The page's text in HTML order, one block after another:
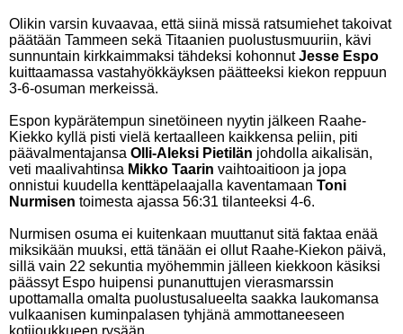
Olikin varsin kuvaavaa, että siinä missä ratsumiehet takoivat
päätään Tammeen sekä Titaanien puolustusmuuriin, kävi
sunnuntain kirkkaimmaksi tähdeksi kohonnutJesse Espo
kuittaamassa vastahyökkäyksen päätteeksi kiekon reppuun
3-6-osuman merkeissä.
Espon kypärätempun sinetöineen nyytin jälkeen Raahe-
Kiekko kyllä pisti vielä kertaalleen kaikkensa peliin, piti
päävalmentajansa Olli-Aleksi Pietilän johdolla aikalisän,
veti maalivahtinsa Mikko Taarin vaihtoaitioon ja jopa
onnistui kuudella kenttäpelaajalla kaventamaan Toni
Nurmisen toimesta ajassa 56:31 tilanteeksi 4-6.
Nurmisen osuma ei kuitenkaan muuttanut sitä faktaa enää
miksikään muuksi, että tänään ei ollut Raahe-Kiekon päivä,
sillä vain 22 sekuntia myöhemmin jälleen kiekkoon käsiksi
päässyt Espo huipensi punanuttujen vierasmarssin
upottamalla omalta puolustusalueelta saakka laukomansa
vulkaanisen kuminpalasen tyhjänä ammottaneeseen
kotijoukkueen rysään.